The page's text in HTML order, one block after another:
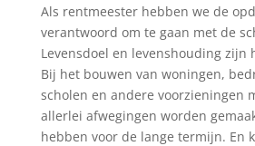
Als rentmeester hebben we de
verantwoord om te gaan met de
Levensdoel en levenshouding zijn
Bij het bouwen van woningen,
scholen en andere voorzieningen
allerlei afwegingen worden
hebben voor de lange termijn. En